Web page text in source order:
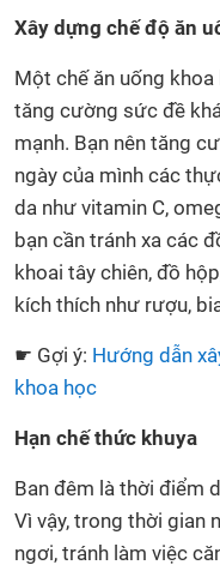
Xây dựng chế độ ăn
Một chế ăn uống
tăng cường sức đề
mạnh. Bạn nên tăng
ngày của mình các
da như vitamin C,
bạn cần tránh xa các
khoai tây chiên, đồ
kích thích như rượu,
☛ Gợi ý: Hướng dẫn
khoa học
Hạn chế thức khuya
Ban đêm là thời điểm
Vì vậy, trong thời gian
ngơi, tránh làm việc